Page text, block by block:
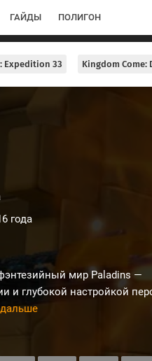
ГАЙДЫ ПОЛИГОН
Expedition 33 Kingdom Come:
года
мир Paladins —
и глубокой настройкой